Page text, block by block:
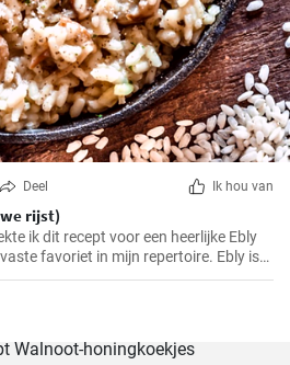
Deel Ik hou van
rijst)
ik dit recept voor een heerlijke Ebly
favoriet in mijn repertoire. Ebly is
een voedzame en smaakvolle
een eenvoudig maar heerlijk